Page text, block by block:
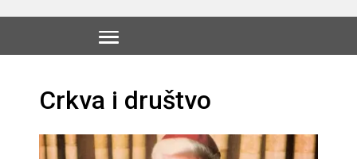
Crkva i društvo